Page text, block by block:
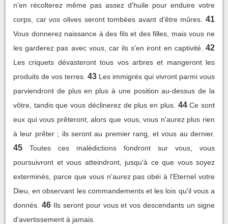
n'en récolterez même pas assez d'huile pour enduire votre
corps, car vos olives seront tombées avant d'être mûres.
41
Vous donnerez naissance à des fils et des filles, mais vous ne
les garderez pas avec vous, car ils s'en iront en captivité. 42
Les criquets dévasteront tous vos arbres et mangeront les
produits de vos terres. 43 Les immigrés qui vivront parmi vous
parviendront de plus en plus à une position au-dessus de la
vôtre, tandis que vous déclinerez de plus en plus. 44 Ce sont
eux qui vous prêteront, alors que vous, vous n'aurez plus rien
à leur prêter ; ils seront au premier rang, et vous au dernier.
45
Toutes ces malédictions fondront sur vous, vous
poursuivront et vous atteindront, jusqu'à ce que vous soyez
exterminés, parce que vous n'aurez pas obéi à l'Eternel votre
Dieu, en observant les commandements et les lois qu'il vous a
donnés. 46 Ils seront pour vous et vos descendants un signe
d'avertissement à jamais.